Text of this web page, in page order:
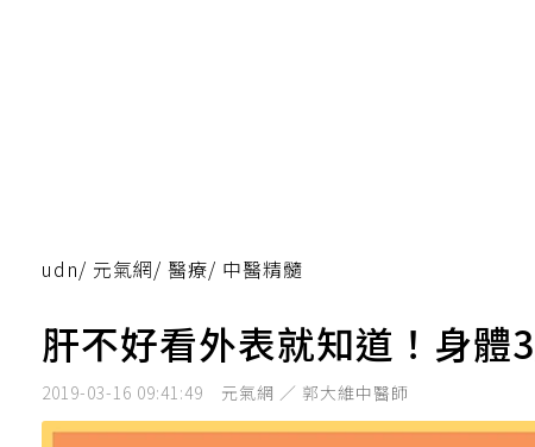
udn/ 元氣網/ 醫療/ 中醫精髓
肝不好看外表就知道！身體
2019-03-16 09:41:49 元氣網 ／ 郭大維中醫師